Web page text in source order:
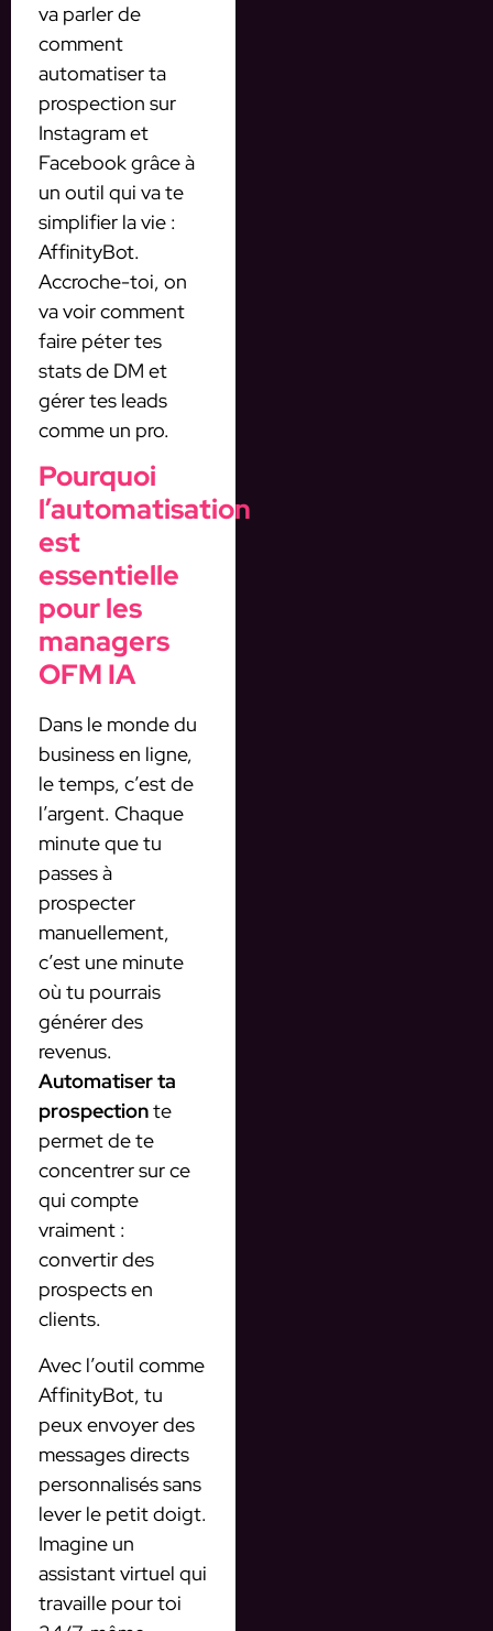
va parler de
comment
automatiser ta
prospection sur
Instagram et
Facebook grâce à
un outil qui va te
simplifier la vie :
AffinityBot.
Accroche-toi, on
va voir comment
faire péter tes
stats de DM et
gérer tes leads
comme un pro.
Pourquoi
l’automatisation
est
essentielle
pour les
managers
OFM IA
Dans le monde du
business en ligne,
le temps, c’est de
l’argent. Chaque
minute que tu
passes à
prospecter
manuellement,
c’est une minute
où tu pourrais
générer des
revenus.
Automatiser ta
prospectionte
permet de te
concentrer sur ce
qui compte
vraiment :
convertir des
prospects en
clients.
Avec l’outil comme
AffinityBot, tu
peux envoyer des
messages directs
personnalisés sans
lever le petit doigt.
Imagine un
assistant virtuel qui
travaille pour toi